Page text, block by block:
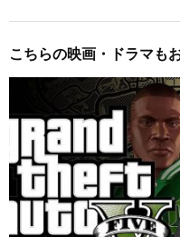
こちらの映画・ドラマも